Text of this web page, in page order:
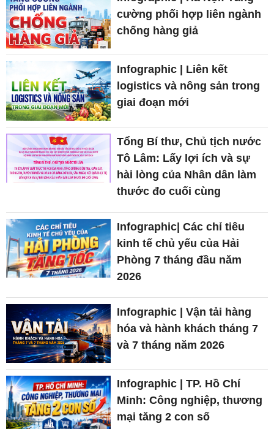
cường phối hợp liên ngành
chống hàng giả
Infographic | Liên kết
logistics và nông sản trong
giai đoạn mới
Tổng Bí thư, Chủ tịch nước
Tô Lâm: Lấy lợi ích và sự
hài lòng của Nhân dân làm
thước đo cuối cùng
Infographic| Các chỉ tiêu
kinh tế chủ yếu của Hải
Phòng 7 tháng đầu năm
2026
Infographic | Vận tải hàng
hóa và hành khách tháng 7
và 7 tháng năm 2026
Infographic | TP. Hồ Chí
Minh: Công nghiệp, thương
mại tăng 2 con số